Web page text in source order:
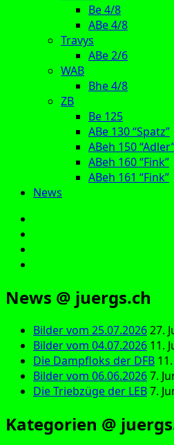
Be 4/8
ABe 4/8
Travys
ABe 2/6
WAB
Bhe 4/8
ZB
Be 125
ABe 130 “Spatz”
ABeh 150
ABeh 160 “Fink”
ABeh 161 “Fink”
News
News @ juergs.ch
Bilder vom 25.07.202627.
Bilder vom 04.07.2026 11.
Die Dampfloks der DFB
Bilder vom 06.06.20267.
Die Triebzüge der LEB7.
Kategorien @